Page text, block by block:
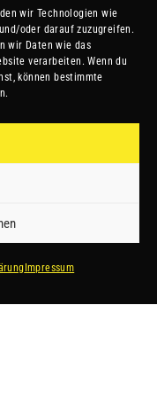
wir Technologien wie
oder darauf zuzugreifen.
wir Daten wie das
verarbeiten. Wenn du
können bestimmte
Impressum